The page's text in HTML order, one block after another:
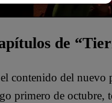
de
contenido del nuevo
primero de